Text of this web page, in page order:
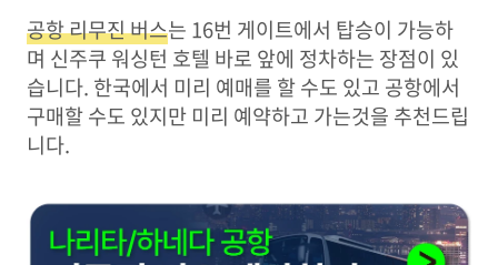
공항 리무진 버스는 16번 게이트에서 탑승이 가능하
며 신주쿠 워싱턴 호텔 바로 앞에 정차하는 장점이 있
습니다. 한국에서 미리 예매를 할 수도 있고 공항에서
구매할 수도 있지만 미리 예약하고 가는것을 추천드립
니다.